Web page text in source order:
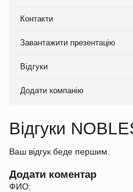
Контакти
Завантажити презентацію
Відгуки
Додати компанію
Відгуки
Ваш відгук беде першим.
Додати коментар
ФИО: